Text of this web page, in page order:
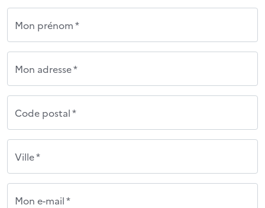
Mon prénom *
Mon adresse *
Code postal *
Ville *
Mon e-mail *